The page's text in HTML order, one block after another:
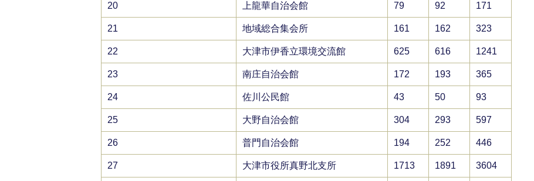
20 上龍華自治会館 79 92 171
21 地域総合集会所 161 162 323
22 大津市伊香立環境交流館 625 616 1241
23 南庄自治会館 172 193 365
24 佐川公民館 43 50 93
25 大野自治会館 304 293 597
26 普門自治会館 194 252 446
27 大津市役所真野北支所 1713 1891 3604